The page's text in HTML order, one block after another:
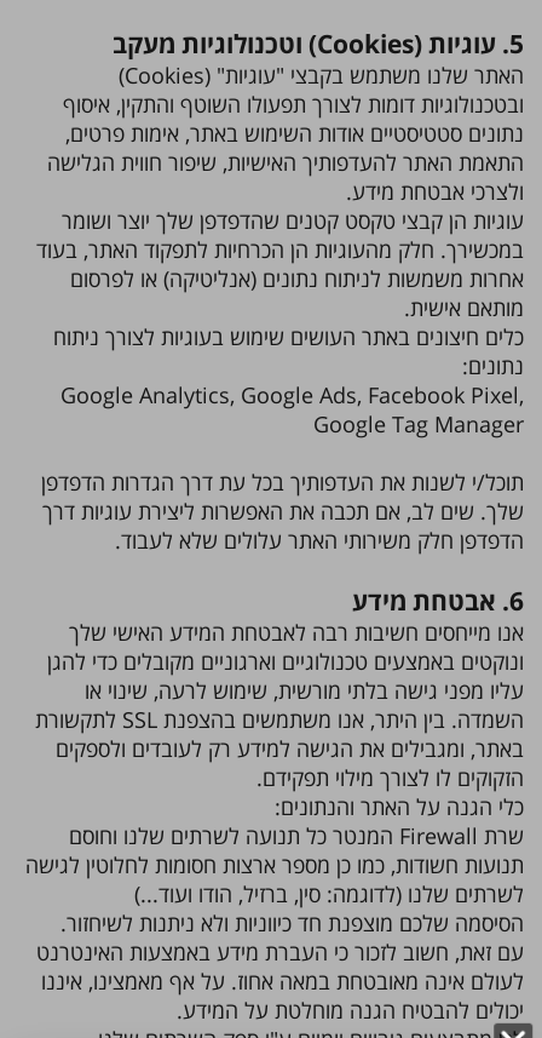
5. עוגיות (Cookies) וטכנולוגיות מעקב
האתר שלנו משתמש בקבצי "עוגיות" (Cookies)
ובטכנולוגיות דומות לצורך תפעולו השוטף והתקין, איסוף
נתונים סטטיסטיים אודות השימוש באתר, אימות פרטים,
התאמת האתר להעדפותיך האישיות, שיפור חווית הגלישה
ולצרכי אבטחת מידע.
עוגיות הן קבצי טקסט קטנים שהדפדפן שלך יוצר ושומר
במכשירך. חלק מהעוגיות הן הכרחיות לתפקוד האתר, בעוד
אחרות משמשות לניתוח נתונים (אנליטיקה) או לפרסום
מותאם אישית.
כלים חיצונים באתר העושים שימוש בעוגיות לצורך ניתוח
נתונים:
Google Analytics, Google Ads, Facebook Pixel,
Google Tag Manager
תוכל/י לשנות את העדפותיך בכל עת דרך הגדרות הדפדפן
שלך. שים לב, אם תכבה את האפשרות ליצירת עוגיות דרך
הדפדפן חלק משירותי האתר עלולים שלא לעבוד.
6. אבטחת מידע
אנו מייחסים חשיבות רבה לאבטחת המידע האישי שלך
ונוקטים באמצעים טכנולוגיים וארגוניים מקובלים כדי להגן
עליו מפני גישה בלתי מורשית, שימוש לרעה, שינוי או
השמדה. בין היתר, אנו משתמשים בהצפנת SSL לתקשורת
באתר, ומגבילים את הגישה למידע רק לעובדים ולספקים
הזקוקים לו לצורך מילוי תפקידם.
כלי הגנה על האתר והנתונים:
שרת Firewall המנטר כל תנועה לשרתים שלנו וחוסם
תנועות חשודות, כמו כן מספר ארצות חסומות לחלוטין לגישה
לשרתים שלנו (לדוגמה: סין, ברזיל, הודו ועוד...)
הסיסמה שלכם מוצפנת חד כיווניות ולא ניתנות לשיחזור.
עם זאת, חשוב לזכור כי העברת מידע באמצעות האינטרנט
לעולם אינה מאובטחת במאה אחוז. על אף מאמצינו, איננו
יכולים להבטיח הגנה מוחלטת על המידע.